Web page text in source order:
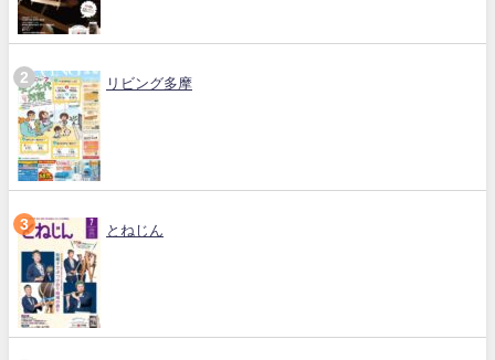
リビング多摩
とねじん